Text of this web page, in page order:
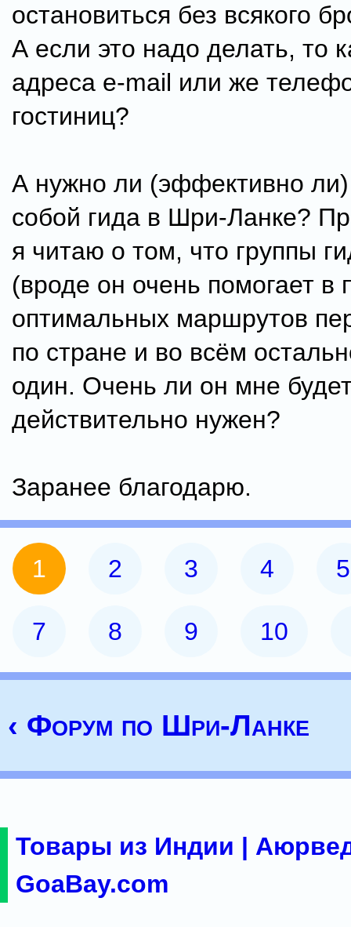
остановиться без всякого
А если это надо делать, то
адреса e-mail или же
гостиниц?
А нужно ли (эффективно ли)
собой гида в Шри-Ланке?
я читаю о том, что группы
(вроде он очень помогает в
оптимальных маршрутов
по стране и во всём
один. Очень ли он мне
действительно нужен?
Заранее благодарю.
1 2 3 4 5
7 8 9 10
‹ Форум по Шри-Ланке
Товары из Индии |
GoaBay.com